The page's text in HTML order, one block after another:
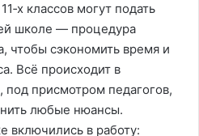
классов могут подать
школе — процедура
чтобы сэкономить время и
Всё происходит в
под присмотром педагогов,
любые нюансы.
включились в работу: